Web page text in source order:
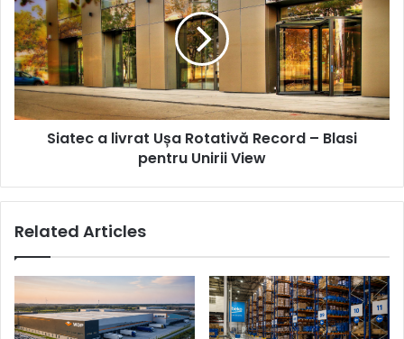
Europa
Centrală
și
de
Est
livrat
Ușa
Rotativă
Record
–
Blasi
pentru
Siatec a livrat Ușa Rotativă Record – Blasi
pentru Unirii View
Related Articles